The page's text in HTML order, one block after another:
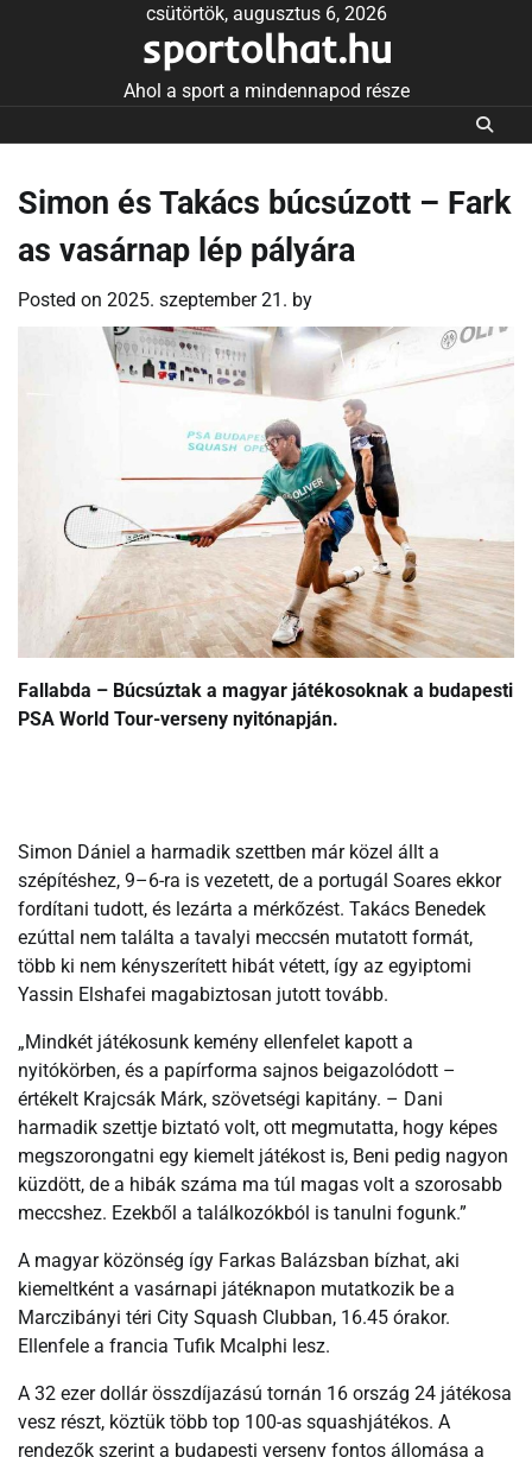
csütörtök, augusztus 6, 2026
sportolhat.hu
Ahol a sport a mindennapod része
Simon és Takács búcsúzott – Fark
as vasárnap lép pályára
Posted on 2025. szeptember 21. by
Fallabda – Búcsúztak a magyar játékosoknak a budapesti
PSA World Tour-verseny nyitónapján.
Simon Dániel a harmadik szettben már közel állt a
szépítéshez, 9–6-ra is vezetett, de a portugál Soares ekkor
fordítani tudott, és lezárta a mérkőzést. Takács Benedek
ezúttal nem találta a tavalyi meccsén mutatott formát,
több ki nem kényszerített hibát vétett, így az egyiptomi
Yassin Elshafei magabiztosan jutott tovább.
„Mindkét játékosunk kemény ellenfelet kapott a
nyitókörben, és a papírforma sajnos beigazolódott –
értékelt Krajcsák Márk, szövetségi kapitány. – Dani
harmadik szettje biztató volt, ott megmutatta, hogy képes
megszorongatni egy kiemelt játékost is, Beni pedig nagyon
küzdött, de a hibák száma ma túl magas volt a szorosabb
meccshez. Ezekből a találkozókból is tanulni fogunk.”
A magyar közönség így Farkas Balázsban bízhat, aki
kiemeltként a vasárnapi játéknapon mutatkozik be a
Marczibányi téri City Squash Clubban, 16.45 órakor.
Ellenfele a francia Tufik Mcalphi lesz.
A 32 ezer dollár összdíjazású tornán 16 ország 24 játékosa
vesz részt, köztük több top 100-as squashjátékos. A
rendezők szerint a budapesti verseny fontos állomása a